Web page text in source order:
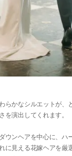
らかなシルエットが、
を演出してくれます。
ウンヘアを中心に、ハ
に見える花嫁ヘアを厳